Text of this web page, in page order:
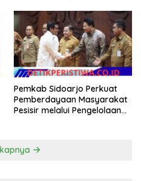
M.AP
Pemkab Sidoarjo Perkuat
Pemberdayaan Masyarakat
Pesisir melalui Pengelolaan